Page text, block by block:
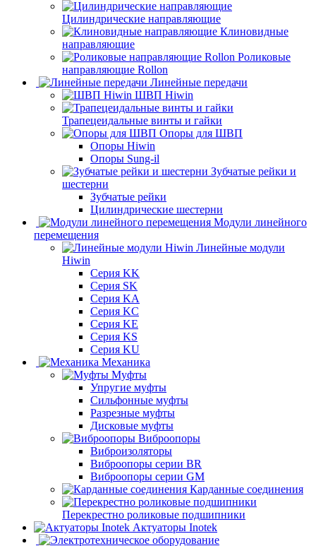
Цилиндрические направляющие
Клиновидные
направляющие
Роликовые
направляющие Rollon
Линейные передачи
ШВП Hiwin
Трапецеидальные винты и гайки
Опоры для ШВП
Опоры Hiwin
Опоры Sung-il
Зубчатые рейки и
шестерни
Зубчатые рейки
Цилиндрические шестерни
Модули линейного
перемещения
Линейные модули
Hiwin
Серия KK
Серия SK
Серия KA
Серия KC
Серия KE
Серия KS
Серия KU
Механика
Муфты
Упругие муфты
Сильфонные муфты
Разрезные муфты
Дисковые муфты
Виброопоры
Виброизоляторы
Виброопоры серии BR
Виброопоры серии GM
Карданные соединения
Перекрестно роликовые подшипники
Актуаторы Inotek